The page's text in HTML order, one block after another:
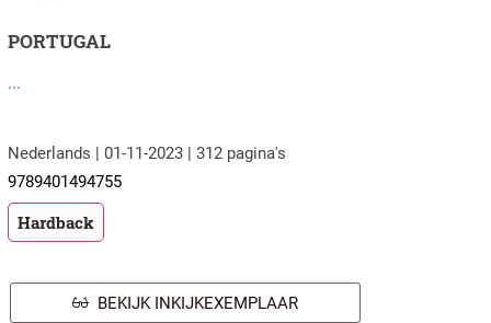
PORTUGAL
...
Nederlands | 01-11-2023 | 312 pagina's
9789401494755
Hardback
BEKIJK INKIJKEXEMPLAAR